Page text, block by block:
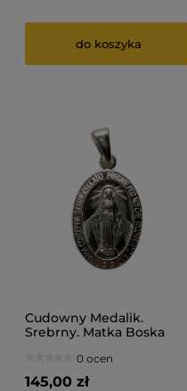
do koszyka
Cudowny Medalik.
Srebrny. Matka Boska
0 ocen
145,00 zł